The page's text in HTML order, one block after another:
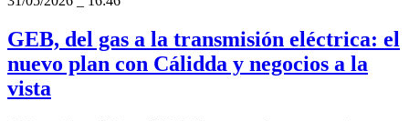
Empresas
31/05/2026